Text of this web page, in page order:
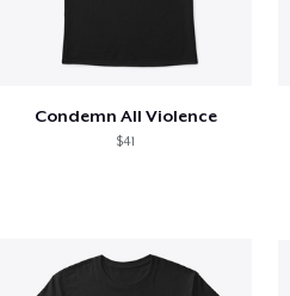
Condemn All Violence
$41